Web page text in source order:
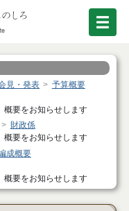
見・発表
予算概要
概要をお知らせします
財政係
概要をお知らせします
成概要
概要をお知らせします